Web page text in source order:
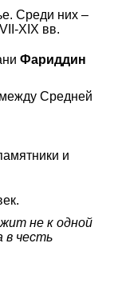
Среди них –
XIX вв.
Фариддин
между Средней
и
не к одной
в честь